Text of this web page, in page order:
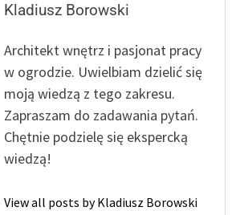
Kladiusz Borowski
Architekt wnętrz i pasjonat pracy
w ogrodzie. Uwielbiam dzielić się
moją wiedzą z tego zakresu.
Zapraszam do zadawania pytań.
Chętnie podzielę się ekspercką
wiedzą!
View all posts by Kladiusz Borowski